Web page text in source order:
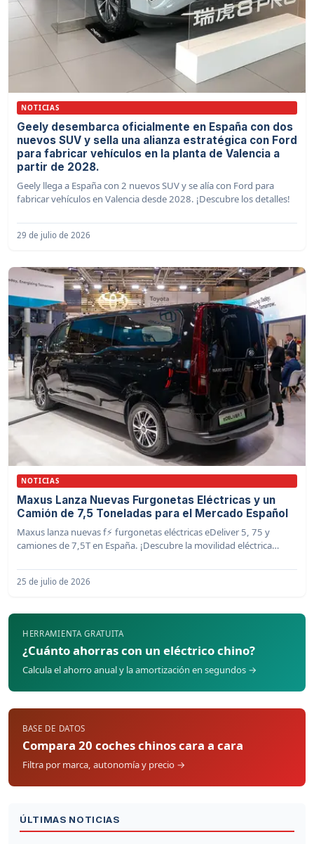
NOTICIAS
Geely desembarca oficialmente en España con dos
nuevos SUV y sella una alianza estratégica con Ford
para fabricar vehículos en la planta de Valencia a
partir de 2028.
Geely llega a España con 2 nuevos SUV y se alía con Ford para
fabricar vehículos en Valencia desde 2028. ¡Descubre los detalles!
29 de julio de 2026
NOTICIAS
Maxus Lanza Nuevas Furgonetas Eléctricas y un
Camión de 7,5 Toneladas para el Mercado Español
Maxus lanza nuevas f⚡️ furgonetas eléctricas eDeliver 5, 75 y
camiones de 7,5T en España. ¡Descubre la movilidad eléctrica
25 de julio de 2026
HERRAMIENTA GRATUITA
¿Cuánto ahorras con un eléctrico chino?
Calcula el ahorro anual y la amortización en segundos →
BASE DE DATOS
Compara 20 coches chinos cara a cara
Filtra por marca, autonomía y precio →
ÚLTIMAS NOTICIAS